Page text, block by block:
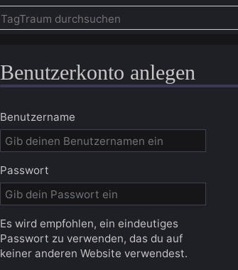
Benutzerkonto anlegen
Benutzername
Passwort
Es wird empfohlen, ein eindeutiges
Passwort zu verwenden, das du auf
keiner anderen Website verwendest.